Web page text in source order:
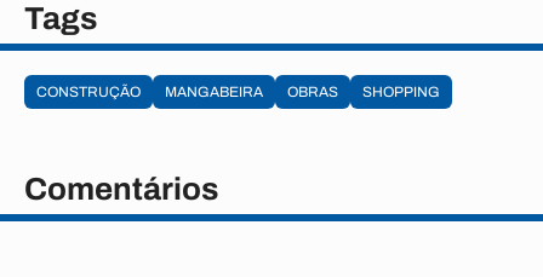
Tags
CONSTRUÇÃO MANGABEIRA OBRAS SHOPPING
Comentários